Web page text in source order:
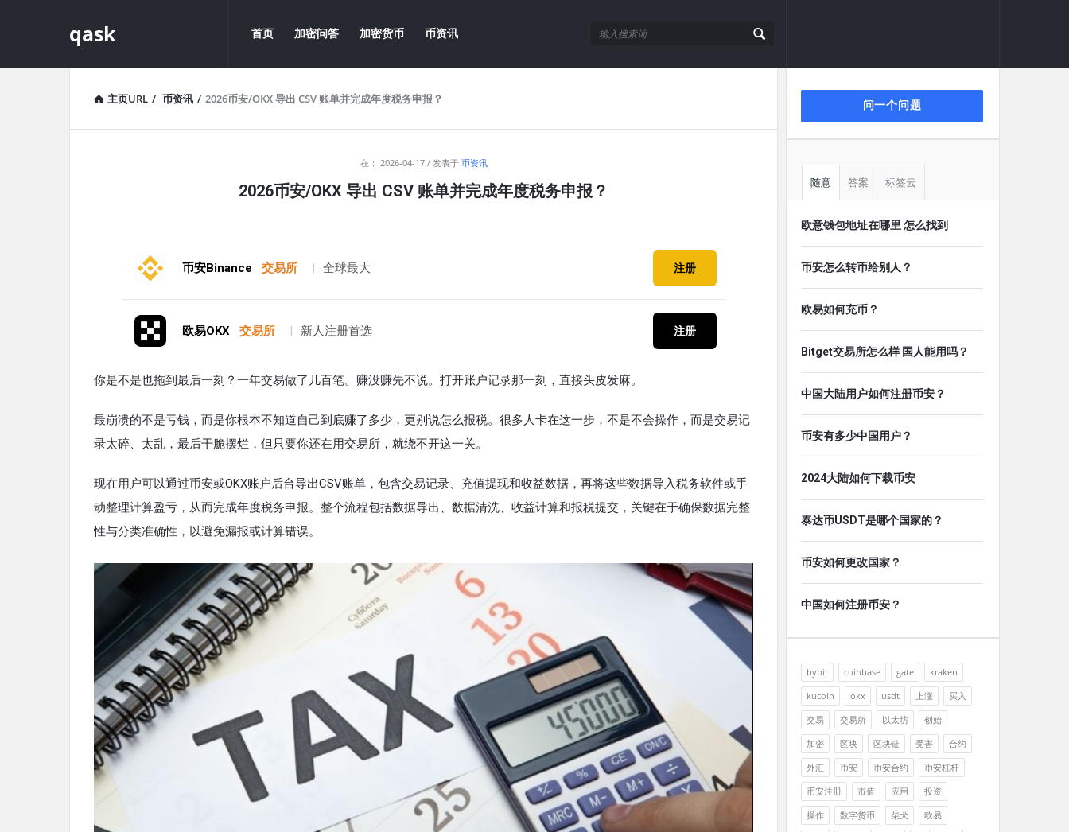
qask
导
航
首页 加密问答 加密货币 币资讯
主页URL / 币资讯 / 2026币安/OKX 导出 CSV 账单并完成年度税务申报？
在： 2026-04-17 发表于 币资讯
2026币安/OKX 导出 CSV 账单并完成年度税务申报？
币安Binance 交易所 | 全球最大 注册
欧易OKX 交易所 | 新人注册首选 注册
你是不是也拖到最后一刻？一年交易做了几百笔。赚没赚先不说。打开账户记录那一刻，直接头皮发麻。
最崩溃的不是亏钱，而是你根本不知道自己到底赚了多少，更别说怎么报税。很多人卡在这一步，不是不会操作，而是交易记
录太碎、太乱，最后干脆摆烂，但只要你还在用交易所，就绕不开这一关。
现在用户可以通过币安或OKX账户后台导出CSV账单，包含交易记录、充值提现和收益数据，再将这些数据导入税务软件或手
动整理计算盈亏，从而完成年度税务申报。整个流程包括数据导出、数据清洗、收益计算和报税提交，关键在于确保数据完整
性与分类准确性，以避免漏报或计算错误。
问一个问题
随意 答案 标签云
欧意钱包地址在哪里 怎么找到
币安怎么转币给别人？
欧易如何充币？
Bitget交易所怎么样 国人能用吗？
中国大陆用户如何注册币安？
币安有多少中国用户？
2024大陆如何下载币安
泰达币USDT是哪个国家的？
币安如何更改国家？
中国如何注册币安？
bybit coinbase gate
kraken
kucoin
okx usdt 上涨
买入
交易
交易所 以太坊
创始
加密
区块 区块链 受害
合约
外汇
币安 币安合约
币安杠杆
币安注册
市值 应用
投资
操作
数字货币 柴犬
欧易